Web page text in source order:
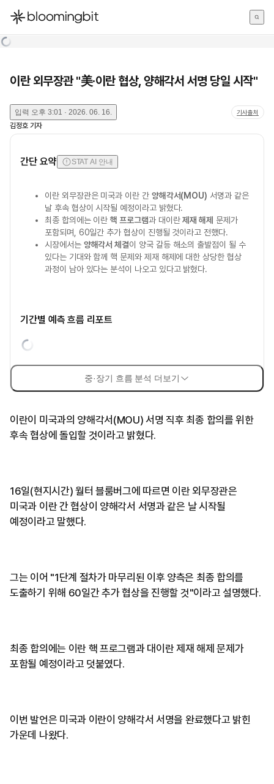
한국어
이란 외무장관 "美·이란 협상, 양해각서 서명 당일 시작"
입력 오후 3:01 · 2026. 06. 16. 기사출처
김정호 기자
간단 요약 STAT AI 안내
이란 외무장관은 미국과 이란 간 양해각서(MOU) 서명과 같은
날 후속 협상이 시작될 예정이라고 밝혔다.
최종 합의에는 이란핵 프로그램과 대이란제재 해제
문제가
포함되며, 60일간 추가 협상이 진행될 것이라고 전했다.
시장에서는 양해각서 체결이 양국 갈등 해소의 출발점이 될 수
있다는 기대와 함께 핵 문제와 제재 해제에 대한 상당한 협상
과정이 남아 있다는 분석이 나오고 있다고 밝혔다.
기간별 예측 흐름 리포트
중·장기 흐름 분석 더보기
이란이 미국과의 양해각서(MOU) 서명 직후 최종 합의를 위한
후속 협상에 돌입할 것이라고 밝혔다.
16일(현지시간) 월터 블룸버그에 따르면 이란 외무장관은
미국과 이란 간 협상이 양해각서 서명과 같은 날 시작될
예정이라고 말했다.
그는 이어 "1단계 절차가 마무리된 이후 양측은 최종 합의를
도출하기 위해 60일간 추가 협상을 진행할 것"이라고 설명했다.
최종 합의에는 이란 핵 프로그램과 대이란 제재 해제 문제가
포함될 예정이라고 덧붙였다.
이번 발언은 미국과 이란이 양해각서 서명을 완료했다고 밝힌
가운데 나왔다.